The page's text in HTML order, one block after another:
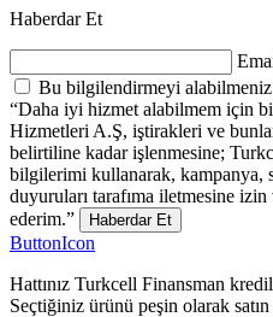
Haberdar Et
Bu bilgilendirmeyi
“Daha iyi hizmet alabilmem için
Hizmetleri A.Ş, iştirakleri ve
belirtiline kadar işlenmesine;
bilgilerimi kullanarak, kampanya,
duyuruları tarafıma iletmesine
ederim.”
Haberdar Et
ButtonIcon
Hattınız Turkcell Finansman
Seçtiğiniz ürünü peşin olarak